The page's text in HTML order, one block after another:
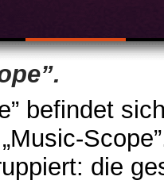
befindet
die